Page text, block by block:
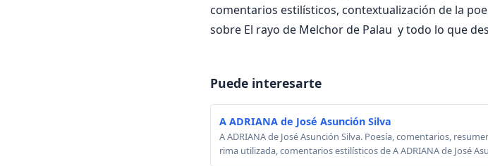
comentarios estilísticos, contextualización de la
sobre El rayo de Melchor de Palau y todo lo que
Puede interesarte
A ADRIANA de José Asunción Silva
A ADRIANA de José Asunción Silva. Poesía, comentarios,
rima utilizada, comentarios estilísticos de A ADRIANA de José